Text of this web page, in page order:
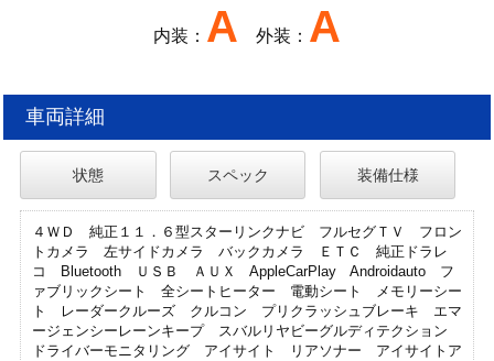
内装： A 外装： A
車両詳細
状態 スペック 装備仕様
４ＷＤ 純正１１．６型スターリンクナビ フルセグＴＶ フロン
トカメラ 左サイドカメラ バックカメラ ＥＴＣ 純正ドラレ
コ Bluetooth ＵＳＢ ＡＵＸ AppleCarPlay Androidauto フ
ァブリックシート 全シートヒーター 電動シート メモリーシー
ト レーダークルーズ クルコン プリクラッシュブレーキ エマ
ージェンシーレーンキープ スバルリヤビーグルディテクション
ドライバーモニタリング アイサイト リアソナー アイサイトア